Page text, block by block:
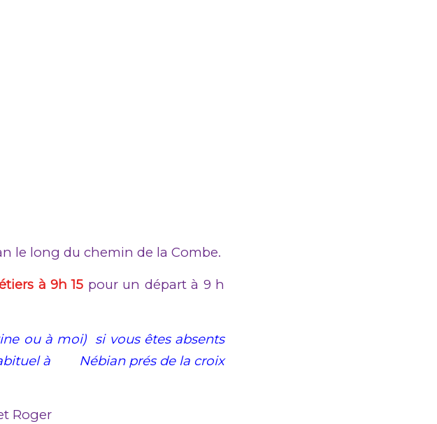
le long du chemin de la Combe.
à 9h 15 pour un départ à 9 h
ou à moi) si vous êtes absents
à Nébian prés de la croix
Roger